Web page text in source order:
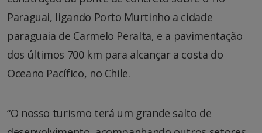
Paraguai, ligando Porto Murtinho a cidade
paraguaia de Carmelo Peralta, e a pavimentação
dos últimos 700 km para alcançar a costa do
Oceano Pacífico, no Chile.
“O nosso turismo terá um grande salto de